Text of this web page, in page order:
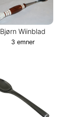
Bjørn Wiinblad
3 emner